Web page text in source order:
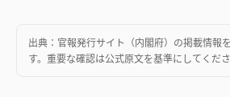
出典： 官報発行サイト（内閣府） の掲載情報
す。重要な確認は公式原文を基準にしてくださ